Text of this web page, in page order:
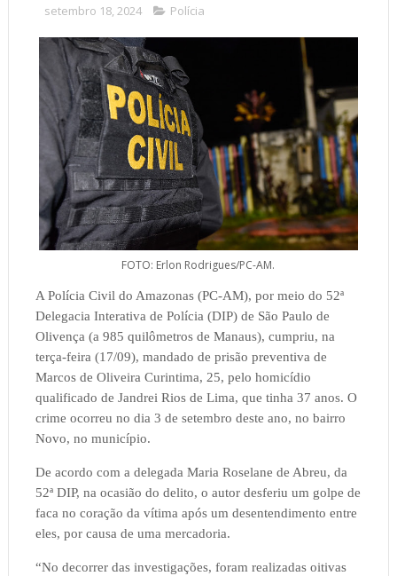
setembro 18, 2024 Polícia
FOTO: Erlon Rodrigues/PC-AM.
A Polícia Civil do Amazonas (PC-AM), por meio do 52ª
Delegacia Interativa de Polícia (DIP) de São Paulo de
Olivença (a 985 quilômetros de Manaus), cumpriu, na
terça-feira (17/09), mandado de prisão preventiva de
Marcos de Oliveira Curintima, 25, pelo homicídio
qualificado de Jandrei Rios de Lima, que tinha 37 anos. O
crime ocorreu no dia 3 de setembro deste ano, no bairro
Novo, no município.
De acordo com a delegada Maria Roselane de Abreu, da
52ª DIP, na ocasião do delito, o autor desferiu um golpe de
faca no coração da vítima após um desentendimento entre
eles, por causa de uma mercadoria.
“No decorrer das investigações, foram realizadas oitivas